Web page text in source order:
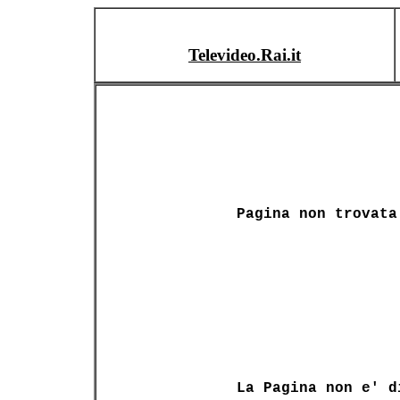
Televideo.Rai.it
Pagina non trovata
La Pagina non e'